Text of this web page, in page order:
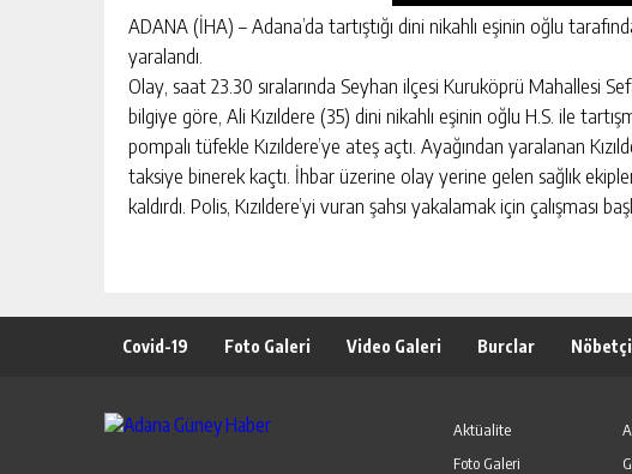
ADANA (İHA) – Adana’da tartıştığı dini nikahlı eşinin oğlu
yaralandı.
Olay, saat 23.30 sıralarında Seyhan ilçesi Kuruköprü Mahallesi
bilgiye göre, Ali Kızıldere (35) dini nikahlı eşinin oğlu H.S. ile
pompalı tüfekle Kızıldere’ye ateş açtı. Ayağından yaralanan
taksiye binerek kaçtı. İhbar üzerine olay yerine gelen sağlık
kaldırdı. Polis, Kızıldere’yi vuran şahsı yakalamak için çalışması
Covid-19 Foto Galeri Video Galeri Burclar
Aktüalite
Foto Galeri